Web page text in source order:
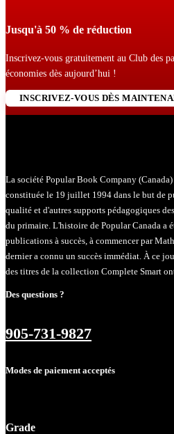
Jusqu'à 50 % de réduction
Inscrivez-vous gratuitement au Club des
économies dès aujourd’hui !
INSCRIVEZ-VOUS DÈS
La société Popular Book Company
constituée le 19 juillet 1994 dans le but de
qualité et d'autres supports pédagogiques
du primaire. L'histoire de Popular Canada a
publications à succès, à commencer par
dernier a connu un succès immédiat. À ce
des titres de la collection Complete Smart
Des questions ?
905-731-9827
Modes de paiement acceptés
Grade